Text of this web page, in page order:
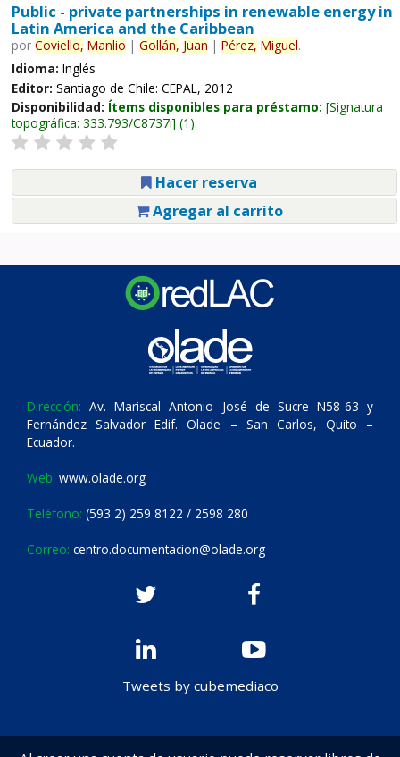
Public - private partnerships in renewable energy in
Latin America and the Caribbean
por Coviello, Manlio | Gollán, Juan | Pérez, Miguel.
Idioma: Inglés
Editor: Santiago de Chile: CEPAL, 2012
Disponibilidad: Ítems disponibles para préstamo: Signatura
topográfica: 333.793/C8737i (1).
Hacer reserva
Agregar al carrito
Dirección: Av. Mariscal Antonio José de Sucre N58-63 y
Fernández Salvador Edif. Olade – San Carlos, Quito –
Ecuador.
Web: www.olade.org
Teléfono: (593 2) 259 8122 / 2598 280
Correo: centro.documentacion@olade.org
Tweets by cubemediaco